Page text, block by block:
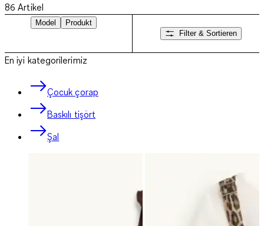
86 Artikel
Model
Produkt
Filter & Sortieren
En iyi kategorilerimiz
Çocuk çorap
Baskılı tişört
Şal